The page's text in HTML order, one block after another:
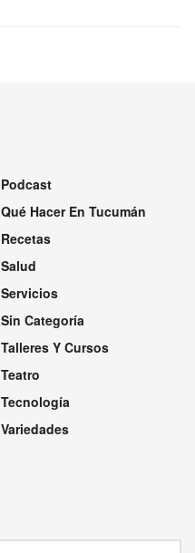
Podcast
Qué Hacer En Tucumán
Recetas
Salud
Servicios
Sin Categoría
Talleres Y Cursos
Teatro
Tecnología
Variedades